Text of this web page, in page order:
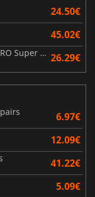
24.50€
45.02€
DRAGON BALL Sparking! ZERO Super Limit Breaking NEO 26.29€
6.97€
12.09€
41.22€
5.09€